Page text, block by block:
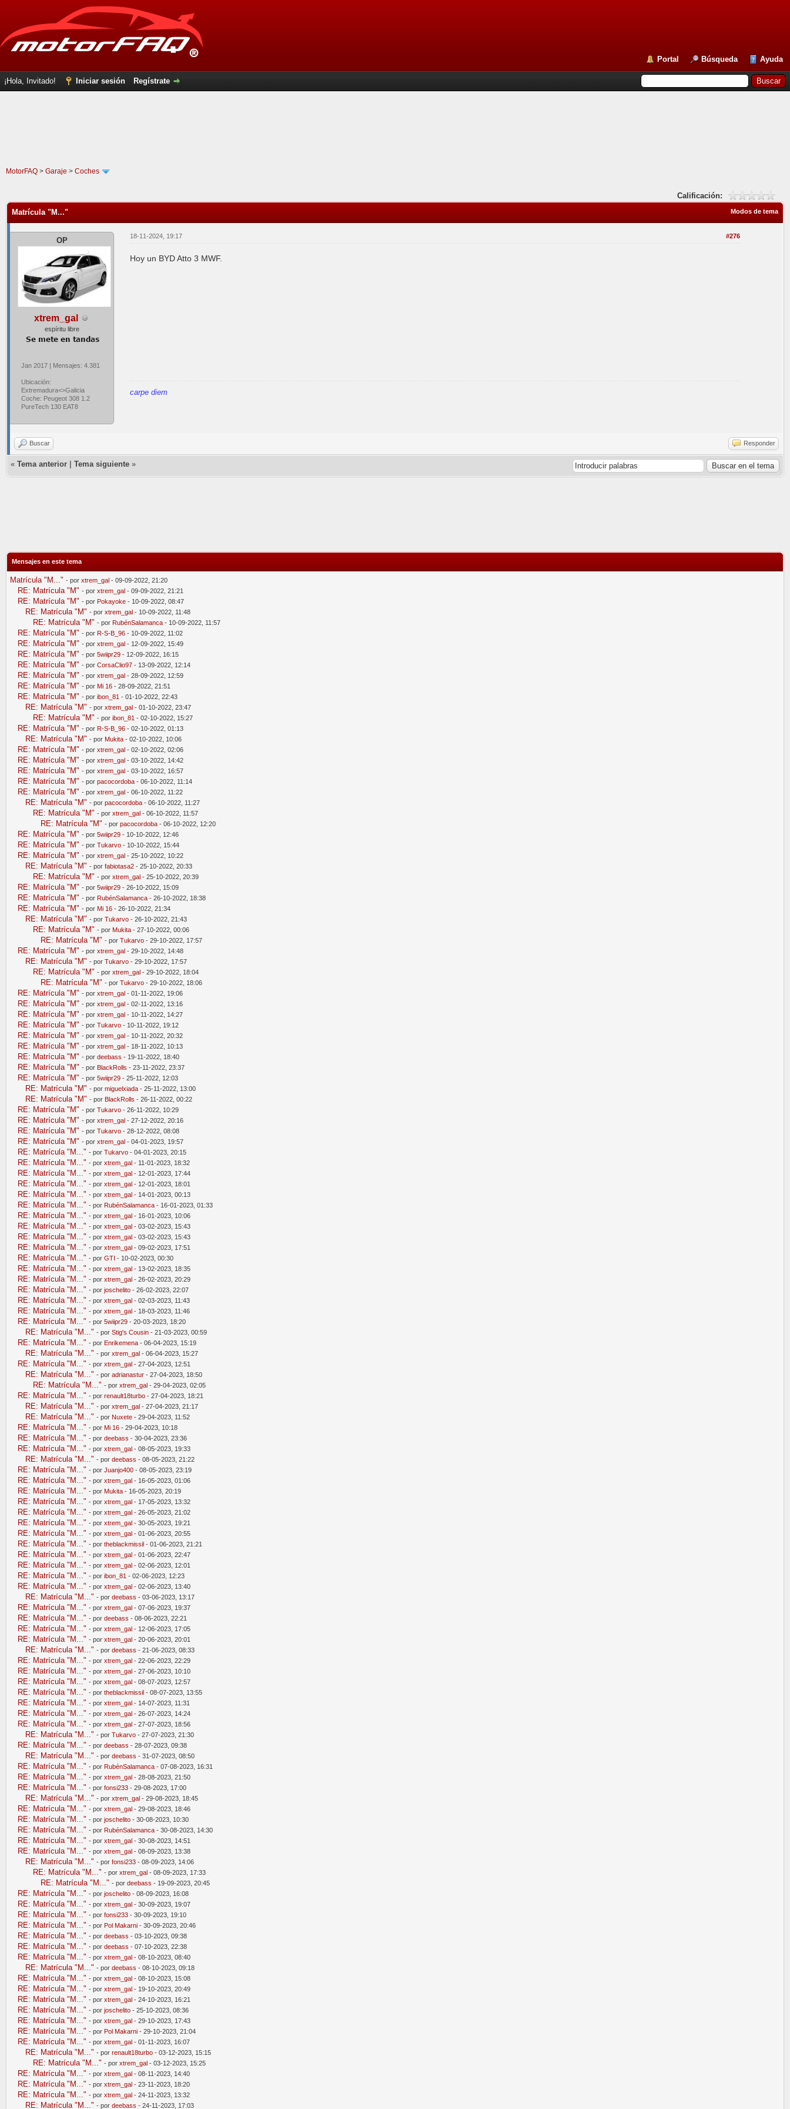
Portal Búsqueda Ayuda
¡Hola, Invitado! Iniciar sesión Regístrate
MotorFAQ > Garaje > Coches
Calificación:
Modos de tema
Matrícula "M..."
OP
xtrem_gal
espíritu libre
Jan 2017 | Mensajes: 4.381
Ubicación:
Extremadura<>Galicia
Coche: Peugeot 308 1.2
PureTech 130 EAT8
#276
18-11-2024, 19:17
Hoy un BYD Atto 3 MWF.
carpe diem
Buscar Responder
« Tema anterior Tema siguiente »
Mensajes en este tema
Matrícula "M..." - por xtrem_gal - 09-09-2022, 21:20
RE: Matrícula "M" - por xtrem_gal - 09-09-2022, 21:21
RE: Matrícula "M" - por Pokayoke - 10-09-2022, 08:47
RE: Matrícula "M" - por xtrem_gal - 10-09-2022, 11:48
RE: Matrícula "M" - por RubénSalamanca - 10-09-2022, 11:57
RE: Matrícula "M" - por R-S-B_96 - 10-09-2022, 11:02
RE: Matrícula "M" - por xtrem_gal - 12-09-2022, 15:49
RE: Matrícula "M" - por 5wiipr29 - 12-09-2022, 16:15
RE: Matrícula "M" - por CorsaClio97 - 13-09-2022, 12:14
RE: Matrícula "M" - por xtrem_gal - 28-09-2022, 12:59
RE: Matrícula "M" - por Mi 16 - 28-09-2022, 21:51
RE: Matrícula "M" - por ibon_81 - 01-10-2022, 22:43
RE: Matrícula "M" - por xtrem_gal - 01-10-2022, 23:47
RE: Matrícula "M" - por ibon_81 - 02-10-2022, 15:27
RE: Matrícula "M" - por R-S-B_96 - 02-10-2022, 01:13
RE: Matrícula "M" - por Mukita - 02-10-2022, 10:06
RE: Matrícula "M" - por xtrem_gal - 02-10-2022, 02:06
RE: Matrícula "M" - por xtrem_gal - 03-10-2022, 14:42
RE: Matrícula "M" - por xtrem_gal - 03-10-2022, 16:57
RE: Matrícula "M" - por pacocordoba - 06-10-2022, 11:14
RE: Matrícula "M" - por xtrem_gal - 06-10-2022, 11:22
RE: Matrícula "M" - por pacocordoba - 06-10-2022, 11:27
RE: Matrícula "M" - por xtrem_gal - 06-10-2022, 11:57
RE: Matrícula "M" - por pacocordoba - 06-10-2022, 12:20
RE: Matrícula "M" - por 5wiipr29 - 10-10-2022, 12:46
RE: Matrícula "M" - por Tukarvo - 10-10-2022, 15:44
RE: Matrícula "M" - por xtrem_gal - 25-10-2022, 10:22
RE: Matrícula "M" - por fabiotasa2 - 25-10-2022, 20:33
RE: Matrícula "M" - por xtrem_gal - 25-10-2022, 20:39
RE: Matrícula "M" - por 5wiipr29 - 26-10-2022, 15:09
RE: Matrícula "M" - por RubénSalamanca - 26-10-2022, 18:38
RE: Matrícula "M" - por Mi 16 - 26-10-2022, 21:34
RE: Matrícula "M" - por Tukarvo - 26-10-2022, 21:43
RE: Matrícula "M" - por Mukita - 27-10-2022, 00:06
RE: Matrícula "M" - por Tukarvo - 29-10-2022, 17:57
RE: Matrícula "M" - por xtrem_gal - 29-10-2022, 14:48
RE: Matrícula "M" - por Tukarvo - 29-10-2022, 17:57
RE: Matrícula "M" - por xtrem_gal - 29-10-2022, 18:04
RE: Matrícula "M" - por Tukarvo - 29-10-2022, 18:06
RE: Matrícula "M" - por xtrem_gal - 01-11-2022, 19:06
RE: Matrícula "M" - por xtrem_gal - 02-11-2022, 13:16
RE: Matrícula "M" - por xtrem_gal - 10-11-2022, 14:27
RE: Matrícula "M" - por Tukarvo - 10-11-2022, 19:12
RE: Matrícula "M" - por xtrem_gal - 10-11-2022, 20:32
RE: Matrícula "M" - por xtrem_gal - 18-11-2022, 10:13
RE: Matrícula "M" - por deebass - 19-11-2022, 18:40
RE: Matrícula "M" - por BlackRolls - 23-11-2022, 23:37
RE: Matrícula "M" - por 5wiipr29 - 25-11-2022, 12:03
RE: Matrícula "M" - por miguelxiada - 25-11-2022, 13:00
RE: Matrícula "M" - por BlackRolls - 26-11-2022, 00:22
RE: Matrícula "M" - por Tukarvo - 26-11-2022, 10:29
RE: Matrícula "M" - por xtrem_gal - 27-12-2022, 20:16
RE: Matrícula "M" - por Tukarvo - 28-12-2022, 08:08
RE: Matrícula "M" - por xtrem_gal - 04-01-2023, 19:57
RE: Matrícula "M..." - por Tukarvo - 04-01-2023, 20:15
RE: Matrícula "M..." - por xtrem_gal - 11-01-2023, 18:32
RE: Matrícula "M..." - por xtrem_gal - 12-01-2023, 17:44
RE: Matrícula "M..." - por xtrem_gal - 12-01-2023, 18:01
RE: Matrícula "M..." - por xtrem_gal - 14-01-2023, 00:13
RE: Matrícula "M..." - por RubénSalamanca - 16-01-2023, 01:33
RE: Matrícula "M..." - por xtrem_gal - 16-01-2023, 10:06
RE: Matrícula "M..." - por xtrem_gal - 03-02-2023, 15:43
RE: Matrícula "M..." - por xtrem_gal - 03-02-2023, 15:43
RE: Matrícula "M..." - por xtrem_gal - 09-02-2023, 17:51
RE: Matrícula "M..." - por GTI - 10-02-2023, 00:30
RE: Matrícula "M..." - por xtrem_gal - 13-02-2023, 18:35
RE: Matrícula "M..." - por xtrem_gal - 26-02-2023, 20:29
RE: Matrícula "M..." - por joschelito - 26-02-2023, 22:07
RE: Matrícula "M..." - por xtrem_gal - 02-03-2023, 11:43
RE: Matrícula "M..." - por xtrem_gal - 18-03-2023, 11:46
RE: Matrícula "M..." - por 5wiipr29 - 20-03-2023, 18:20
RE: Matrícula "M..." - por Stig's Cousin - 21-03-2023, 00:59
RE: Matrícula "M..." - por Enrikemena - 06-04-2023, 15:19
RE: Matrícula "M..." - por xtrem_gal - 06-04-2023, 15:27
RE: Matrícula "M..." - por xtrem_gal - 27-04-2023, 12:51
RE: Matrícula "M..." - por adrianastur - 27-04-2023, 18:50
RE: Matrícula "M..." - por xtrem_gal - 29-04-2023, 02:05
RE: Matrícula "M..." - por renault18turbo - 27-04-2023, 18:21
RE: Matrícula "M..." - por xtrem_gal - 27-04-2023, 21:17
RE: Matrícula "M..." - por Nuxete - 29-04-2023, 11:52
RE: Matrícula "M..." - por Mi 16 - 29-04-2023, 10:18
RE: Matrícula "M..." - por deebass - 30-04-2023, 23:36
RE: Matrícula "M..." - por xtrem_gal - 08-05-2023, 19:33
RE: Matrícula "M..." - por deebass - 08-05-2023, 21:22
RE: Matrícula "M..." - por Juanjo400 - 08-05-2023, 23:19
RE: Matrícula "M..." - por xtrem_gal - 16-05-2023, 01:06
RE: Matrícula "M..." - por Mukita - 16-05-2023, 20:19
RE: Matrícula "M..." - por xtrem_gal - 17-05-2023, 13:32
RE: Matrícula "M..." - por xtrem_gal - 26-05-2023, 21:02
RE: Matrícula "M..." - por xtrem_gal - 30-05-2023, 19:21
RE: Matrícula "M..." - por xtrem_gal - 01-06-2023, 20:55
RE: Matrícula "M..." - por theblackmissil - 01-06-2023, 21:21
RE: Matrícula "M..." - por xtrem_gal - 01-06-2023, 22:47
RE: Matrícula "M..." - por xtrem_gal - 02-06-2023, 12:01
RE: Matrícula "M..." - por ibon_81 - 02-06-2023, 12:23
RE: Matrícula "M..." - por xtrem_gal - 02-06-2023, 13:40
RE: Matrícula "M..." - por deebass - 03-06-2023, 13:17
RE: Matrícula "M..." - por xtrem_gal - 07-06-2023, 19:37
RE: Matrícula "M..." - por deebass - 08-06-2023, 22:21
RE: Matrícula "M..." - por xtrem_gal - 12-06-2023, 17:05
RE: Matrícula "M..." - por xtrem_gal - 20-06-2023, 20:01
RE: Matrícula "M..." - por deebass - 21-06-2023, 08:33
RE: Matrícula "M..." - por xtrem_gal - 22-06-2023, 22:29
RE: Matrícula "M..." - por xtrem_gal - 27-06-2023, 10:10
RE: Matrícula "M..." - por xtrem_gal - 08-07-2023, 12:57
RE: Matrícula "M..." - por theblackmissil - 08-07-2023, 13:55
RE: Matrícula "M..." - por xtrem_gal - 14-07-2023, 11:31
RE: Matrícula "M..." - por xtrem_gal - 26-07-2023, 14:24
RE: Matrícula "M..." - por xtrem_gal - 27-07-2023, 18:56
RE: Matrícula "M..." - por Tukarvo - 27-07-2023, 21:30
RE: Matrícula "M..." - por deebass - 28-07-2023, 09:38
RE: Matrícula "M..." - por deebass - 31-07-2023, 08:50
RE: Matrícula "M..." - por RubénSalamanca - 07-08-2023, 16:31
RE: Matrícula "M..." - por xtrem_gal - 28-08-2023, 21:50
RE: Matrícula "M..." - por fonsi233 - 29-08-2023, 17:00
RE: Matrícula "M..." - por xtrem_gal - 29-08-2023, 18:45
RE: Matrícula "M..." - por xtrem_gal - 29-08-2023, 18:46
RE: Matrícula "M..." - por joschelito - 30-08-2023, 10:30
RE: Matrícula "M..." - por RubénSalamanca - 30-08-2023, 14:30
RE: Matrícula "M..." - por xtrem_gal - 30-08-2023, 14:51
RE: Matrícula "M..." - por xtrem_gal - 08-09-2023, 13:38
RE: Matrícula "M..." - por fonsi233 - 08-09-2023, 14:06
RE: Matrícula "M..." - por xtrem_gal - 08-09-2023, 17:33
RE: Matrícula "M..." - por deebass - 19-09-2023, 20:45
RE: Matrícula "M..." - por joschelito - 08-09-2023, 16:08
RE: Matrícula "M..." - por xtrem_gal - 30-09-2023, 19:07
RE: Matrícula "M..." - por fonsi233 - 30-09-2023, 19:10
RE: Matrícula "M..." - por Pol Makarni - 30-09-2023, 20:46
RE: Matrícula "M..." - por deebass - 03-10-2023, 09:38
RE: Matrícula "M..." - por deebass - 07-10-2023, 22:38
RE: Matrícula "M..." - por xtrem_gal - 08-10-2023, 08:40
RE: Matrícula "M..." - por deebass - 08-10-2023, 09:18
RE: Matrícula "M..." - por xtrem_gal - 08-10-2023, 15:08
RE: Matrícula "M..." - por xtrem_gal - 19-10-2023, 20:49
RE: Matrícula "M..." - por xtrem_gal - 24-10-2023, 16:21
RE: Matrícula "M..." - por joschelito - 25-10-2023, 08:36
RE: Matrícula "M..." - por xtrem_gal - 29-10-2023, 17:43
RE: Matrícula "M..." - por Pol Makarni - 29-10-2023, 21:04
RE: Matrícula "M..." - por xtrem_gal - 01-11-2023, 16:07
RE: Matrícula "M..." - por renault18turbo - 03-12-2023, 15:15
RE: Matrícula "M..." - por xtrem_gal - 03-12-2023, 15:25
RE: Matrícula "M..." - por xtrem_gal - 08-11-2023, 14:40
RE: Matrícula "M..." - por xtrem_gal - 23-11-2023, 18:20
RE: Matrícula "M..." - por xtrem_gal - 24-11-2023, 13:32
RE: Matrícula "M..." - por deebass - 24-11-2023, 17:03